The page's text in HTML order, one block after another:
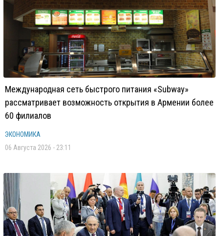
Международная сеть быстрого питания «Subway»
рассматривает возможность открытия в Армении более
60 филиалов
ЭКОНОМИКА
06 Августа 2026 - 23:11